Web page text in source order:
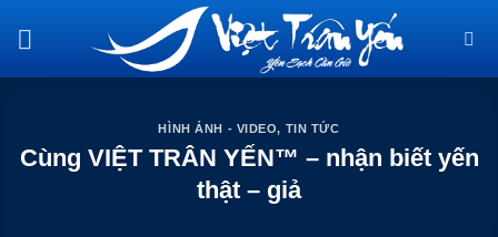
HÌNH ẢNH - VIDEO, TIN TỨC
Cùng VIỆT TRÂN YẾN™ – nhận biết yến
thật – giả